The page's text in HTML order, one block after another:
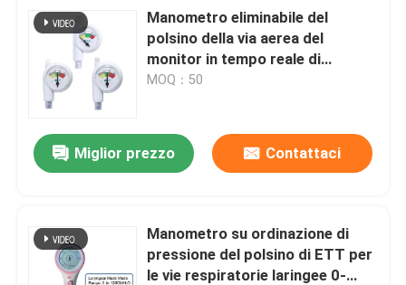
Manometro eliminabile del
polsino della via aerea del
monitor in tempo reale di
pressione
MOQ：50
Miglior prezzo Contattaci
Manometro su ordinazione di
pressione del polsino di ETT per
le vie respiratorie laringee 0-